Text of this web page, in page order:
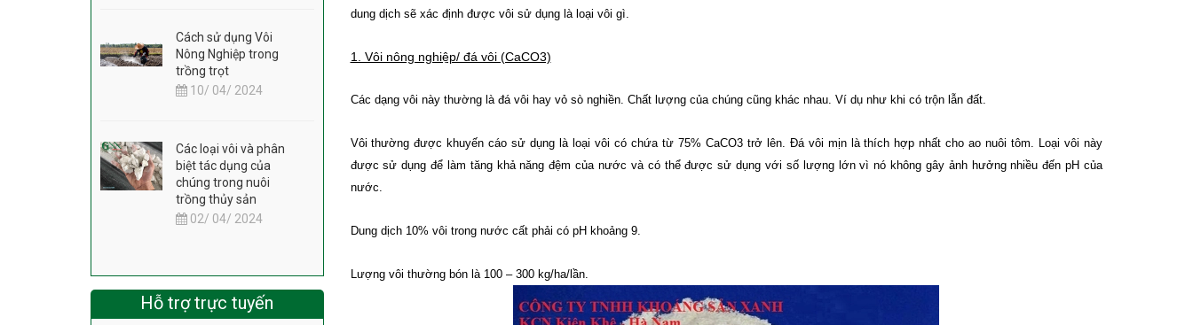
dung dịch sẽ xác định được vôi sử dụng là loại vôi gì.
1. Vôi nông nghiệp/ đá vôi (CaCO3)
Các dạng vôi này thường là đá vôi hay vỏ sò nghiền. Chất lượng của chúng cũng khác nhau. Ví dụ như khi có trộn lẫn đất.
Vôi thường được khuyến cáo sử dụng là loại vôi có chứa từ 75% CaCO3 trở lên. Đá vôi mịn là thích hợp nhất cho ao nuôi tôm. Loại vôi này
được sử dụng để làm tăng khả năng đệm của nước và có thể được sử dụng với số lượng lớn vì nó không gây ảnh hưởng nhiều đến pH của
nước.
Dung dịch 10% vôi trong nước cất phải có pH khoảng 9.
Lượng vôi thường bón là 100 – 300 kg/ha/lần.
Cách sử dụng Vôi
Nông Nghiệp trong
trồng trọt
10/ 04/ 2024
Các loại vôi và phân
biệt tác dụng của
chúng trong nuôi
trồng thủy sản
02/ 04/ 2024
Hỗ trợ trực tuyến